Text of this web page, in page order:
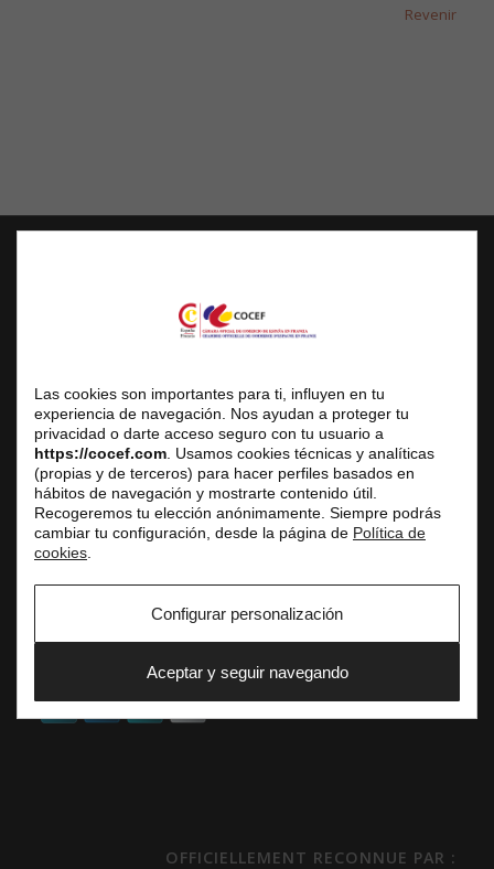
Revenir
Chambre Officielle de Commerce d’Espagne en France
3 avenue de l’Opéra, 75001 Paris
Centre d’Affaires
Réception du public uniquement sur rendez-vous
Tél. fixe : +33 (0) 1 42 61 33 10
E-mail : service.commercial@cocef.com
www.cocef.com
www.empleofrancia.com
www.testelyte.com
OFFICIELLEMENT RECONNUE PAR :
Las cookies son importantes para ti, influyen en tu
experiencia de navegación. Nos ayudan a proteger tu
privacidad o darte acceso seguro con tu usuario a
https://cocef.com. Usamos cookies técnicas y analíticas
(propias y de terceros) para hacer perfiles basados en
hábitos de navegación y mostrarte contenido útil.
Recogeremos tu elección anónimamente. Siempre podrás
cambiar tu configuración, desde la página de Política de
cookies.
Configurar personalización
Aceptar y seguir navegando